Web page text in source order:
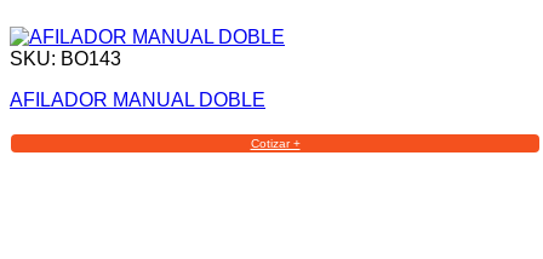
SKU: BO143
AFILADOR MANUAL DOBLE
Cotizar +